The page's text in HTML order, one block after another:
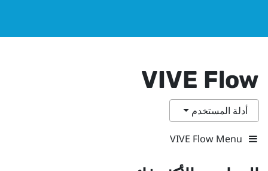
VIVE Flow
أدلة المستخدم
VIVE Flow Menu